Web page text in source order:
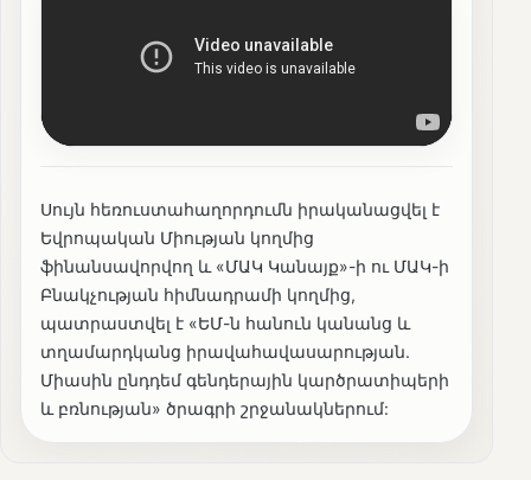
Սույն հեռուստահաղորդումն իրականացվել է
Եվրոպական Միության կողմից
ֆինանսավորվող և «ՄԱԿ Կանայք»-ի ու ՄԱԿ-ի
Բնակչության հիմնադրամի կողմից,
պատրաստվել է «ԵՄ-ն հանուն կանանց և
տղամարդկանց իրավահավասարության.
Միասին ընդդեմ գենդերային կարծրատիպերի
և բռնության» ծրագրի շրջանակներում: